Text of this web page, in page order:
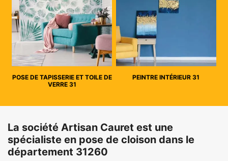
POSE DE TAPISSERIE ET TOILE DE
VERRE 31
PEINTRE INTÉRIEUR 31
La société Artisan Cauret est une
spécialiste en pose de cloison dans le
département 31260